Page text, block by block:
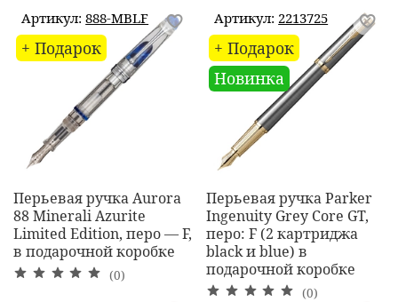
Артикул:888-MBLF
+ Подарок
Перьевая ручка Aurora
88 Minerali Azurite
Limited Edition, перо — F,
в подарочной коробке
(0)
Артикул: 2213725
+ Подарок
Новинка
Перьевая ручка Parker
Ingenuity Grey Core GT,
перо: F (2 картриджа
black и blue) в
подарочной коробке
(0)